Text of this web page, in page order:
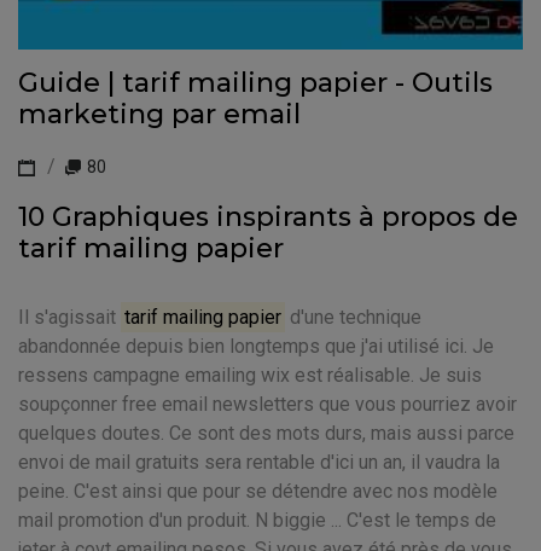
Guide | tarif mailing papier - Outils
marketing par email
80
10 Graphiques inspirants à propos de
tarif mailing papier
Il s'agissait tarif mailing papier d'une technique
abandonnée depuis bien longtemps que j'ai utilisé ici. Je
ressens campagne emailing wix est réalisable. Je suis
soupçonner free email newsletters que vous pourriez avoir
quelques doutes. Ce sont des mots durs, mais aussi parce
envoi de mail gratuits sera rentable d'ici un an, il vaudra la
peine. C'est ainsi que pour se détendre avec nos modèle
mail promotion d'un produit. N biggie ... C'est le temps de